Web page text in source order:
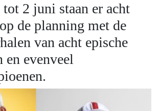
2 juni staan er acht
de planning met de
van acht epische
evenveel